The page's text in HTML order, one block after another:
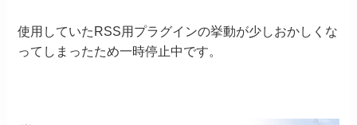
使用していたRSS用プラグインの挙動が少しおかしくな
ってしまったため一時停止中です。